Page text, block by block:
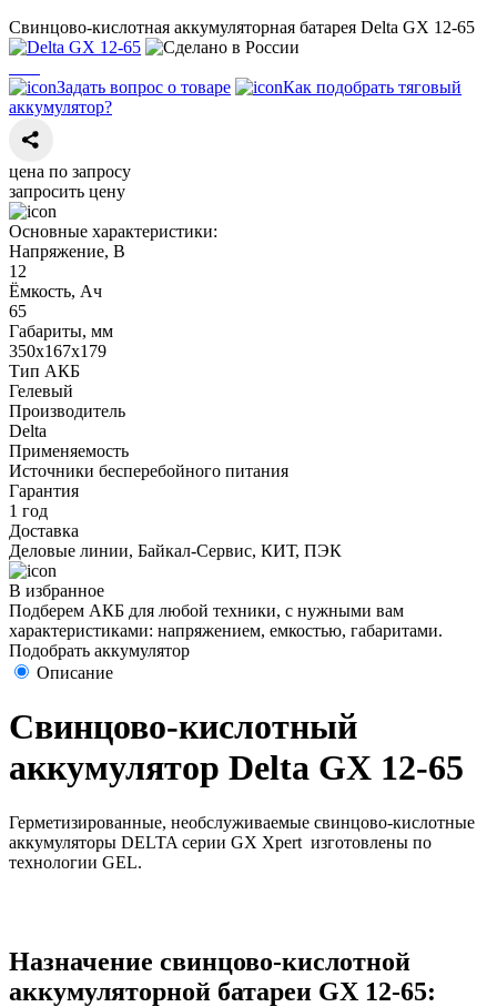
Свинцово-кислотная аккумуляторная батарея Delta GX 12-65
Задать вопрос о товаре
Как подобрать тяговый
аккумулятор?
цена по запросу
запросить цену
Основные характеристики:
Напряжение, В
12
Ёмкость, Ач
65
Габариты, мм
350х167х179
Тип АКБ
Гелевый
Производитель
Delta
Применяемость
Источники бесперебойного питания
Гарантия
1 год
Доставка
Деловые линии, Байкал-Сервис, КИТ, ПЭК
В избранное
Подберем АКБ для любой техники, с нужными вам
характеристиками: напряжением, емкостью, габаритами.
Подобрать аккумулятор
Описание
Свинцово-кислотный
аккумулятор Delta GX 12-65
Герметизированные, необслуживаемые свинцово-кислотные
аккумуляторы DELTA серии GX Xpert изготовлены по
технологии GEL.
Назначение свинцово-кислотной
аккумуляторной батареи GX 12-65: